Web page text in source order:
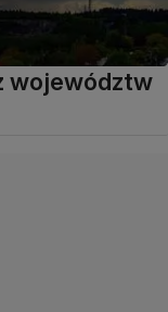
województw